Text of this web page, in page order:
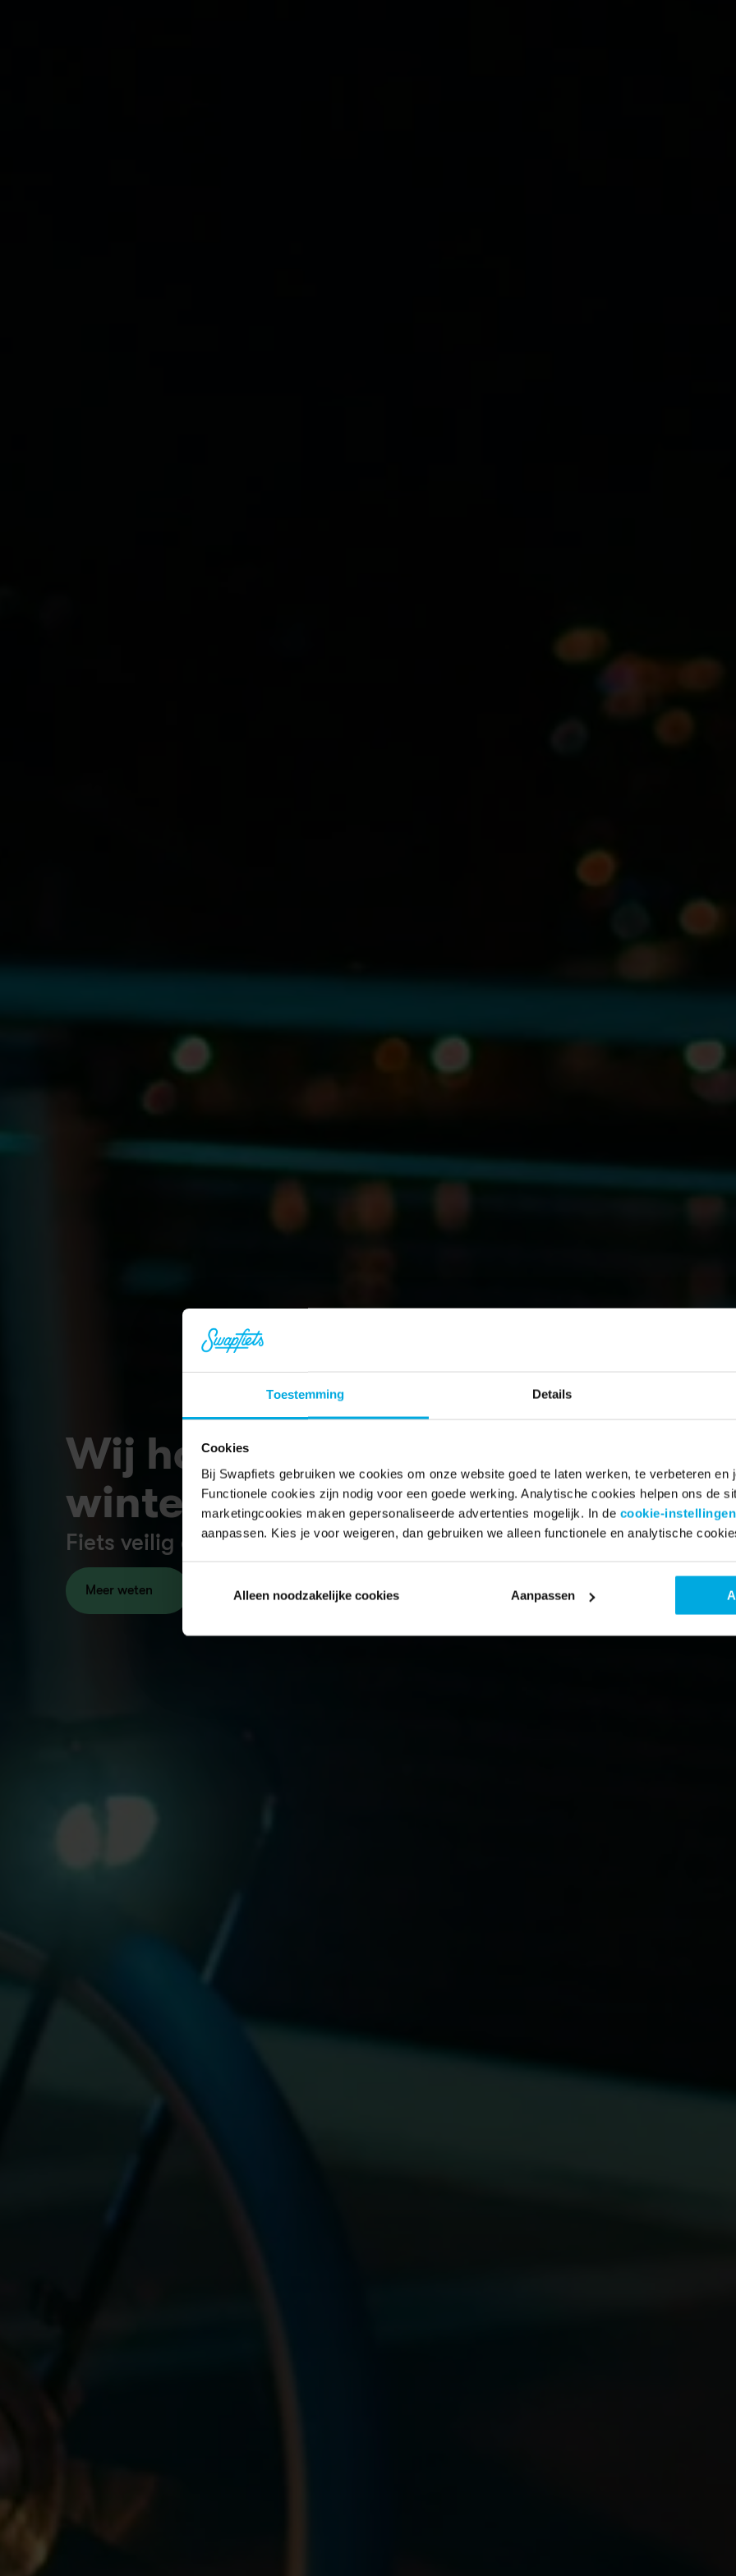
Toestemming Details
Cookies
Bij Swapfiets gebruiken we cookies om onze website goed te laten werken, te verbeteren en
Functionele cookies zijn nodig voor een goede werking. Analytische cookies helpen ons de
marketingcookies maken gepersonaliseerde advertenties mogelijk. In de cookie-instellingen
aanpassen. Kies je voor weigeren, dan gebruiken we alleen functionele en analytische
Alleen noodzakelijke cookies Aanpassen
Wij houden van fietsen in de
winter.
Fiets veilig door weer en wind.
Meer weten